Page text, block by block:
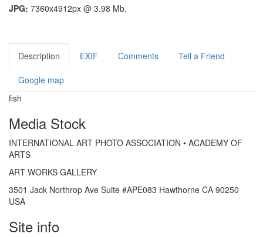
JPG: 7360x4912px @ 3.98 Mb.
Description EXIF Comments Tell a Friend
Google map
fish
Media Stock
INTERNATIONAL ART PHOTO ASSOCIATION • ACADEMY OF
ARTS
ART WORKS GALLERY
3501 Jack Northrop Ave Suite #APE083 Hawthorne CA 90250
USA
Site info